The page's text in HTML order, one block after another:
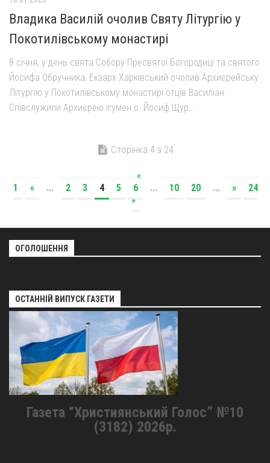
Владика Василій очолив Святу Літургію у
Покотилівському монастирі
8 січня, у день свята Собору Пресвятої Богородиці та святого
Йосифа Обручника, Екзарх Харківський очолив Архиєрейську
Літургію у Покотилівському монастирі отців Василіан.
Співслужили Архиєрею ігумен о. Йосиф Щур,...
Сторінка 4 з 24
«
1
« ... 2 3 4 5 6 ... 10 20 ... »
24
»
ОГОЛОШЕННЯ
ОСТАННІЙ ВИПУСК ГАЗЕТИ
Газета “Християнський Голос” №10
(3182) 2026р.